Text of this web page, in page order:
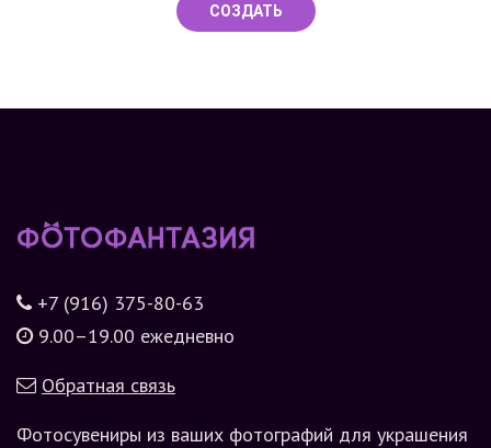
СОЗДАТЬ
+7 (916) 375-80-63
9.00–19.00 ежедневно
Обратная связь
Фотосувениры из ваших фотографий для украшения